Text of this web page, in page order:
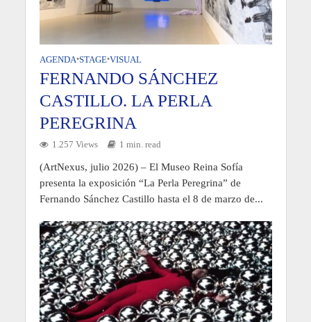
AGENDA•STAGE•VISUAL
FERNANDO SÁNCHEZ
CASTILLO. LA PERLA
PEREGRINA
1.257 Views 1 min. read
(ArtNexus, julio 2026) – El Museo Reina Sofía
presenta la exposición “La Perla Peregrina” de
Fernando Sánchez Castillo hasta el 8 de marzo de...